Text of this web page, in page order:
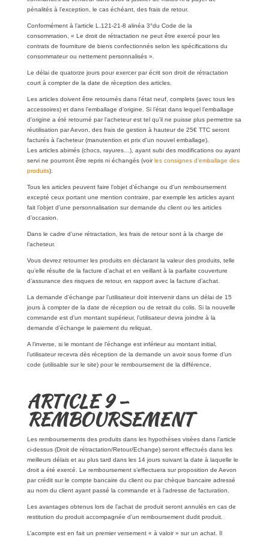
pénalités à l’exception, le cas échéant, des frais de retour.
Conformément à l’article L.121-21-8 alinéa 3°du Code de la
consommation, « Le droit de rétractation ne peut être exercé pour les
contrats de fourniture de biens confectionnés selon les spécifications du
consommateur ou nettement personnalisés ».
Le délai de quatorze jours pour exercer par écrit son droit de rétractation
court à compter de la date de réception des articles.
Les articles doivent être retournés dans l’état neuf, complets (avec tous les
accessoires) et dans l’emballage d’origine. Si l’état dans lequel l’emballage
d’origine a été retourné par l’acheteur est tel qu’il ne puisse plus permettre sa
réutilisation par Aevon, des frais de gestion à hauteur de 25€ TTC seront
facturés à l’acheteur (manutention et prix d’un nouvel emballage).
Les articles abimés (chocs, rayures…), ayant subi des modifications ou ayant
servi ne pourront être repris ni échangés (voirles consignes d’emballage des
produits).
Tous les articles peuvent faire l’objet d’échange ou d’un remboursement
excepté ceux portant une mention contraire, par exemple les articles ayant
fait l’objet d’une personnalisation sur demande du client ou les articles
d’occasion.
Dans le cadre d’une rétractation, les frais de retour sont à la charge de
l’acheteur.
Vous devrez retourner les produits en déclarant la valeur des produits, telle
qu’elle résulte de la facture d’achat et en veillant à la parfaite couverture
d’assurance des risques de retour, en rapport avec la facture d’achat.
La demande d’échange par l’utilisateur doit intervenir dans un délai de 15
jours à compter de la date de réception ou de retrait du colis. Si la nouvelle
commande est d’un montant supérieur, l’utilisateur devra joindre à la
demande d’échange le paiement du reliquat.
A l’inverse, si le montant de l’échange est inférieur au montant initial,
l’utilisateur recevra dès réception de la demande un avoir sous forme d’un
code (utilisable sur le site) pour le remboursement de la différence.
ARTICLE 9 –
REMBOURSEMENT
Les remboursements des produits dans les hypothèses visées dans l’article
ci-dessus (Droit de rétractation/Retour/Echange) seront effectués dans les
meilleurs délais et au plus tard dans les 14 jours suivant la date à laquelle le
droit a été exercé. Le remboursement s’effectuera sur proposition de Aevon
par crédit sur le compte bancaire du client ou par chèque bancaire adressé
au nom du client ayant passé la commande et à l’adresse de facturation.
Les avantages obtenus lors de l’achat de produit seront annulés en cas de
restitution du produit accompagnée d’un remboursement dudit produit.
L’acompte est en fait un premier versement « à valoir » sur un achat. Il